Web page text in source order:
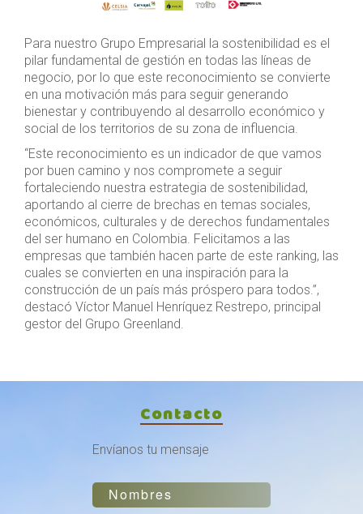
Para nuestro Grupo Empresarial la sostenibilidad es el
pilar fundamental de gestión en todas las líneas de
negocio, por lo que este reconocimiento se convierte
en una motivación más para seguir generando
bienestar y contribuyendo al desarrollo económico y
social de los territorios de su zona de influencia.
“Este reconocimiento es un indicador de que vamos
por buen camino y nos compromete a seguir
fortaleciendo nuestra estrategia de sostenibilidad,
aportando al cierre de brechas en temas sociales,
económicos, culturales y de derechos fundamentales
del ser humano en Colombia. Felicitamos a las
empresas que también hacen parte de este ranking, las
cuales se convierten en una inspiración para la
construcción de un país más próspero para todos.”,
destacó Víctor Manuel Henríquez Restrepo, principal
gestor del Grupo Greenland.
Contacto
Envíanos tu mensaje